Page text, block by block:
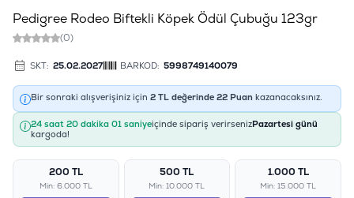
Pedigree Rodeo Biftekli Köpek Ödül Çubuğu 123gr
(0)
SKT: 25.02.2027 BARKOD: 5998749140079
Bir sonraki alışverişiniz için 2 TL değerinde 22 Puan kazanacaksınız.
24 saat 20 dakika 01 saniyeiçinde sipariş verirsenizPazartesi günü
kargoda!
200 TL
Min: 6.000 TL
500 TL
Min: 10.000 TL
1.000 TL
Min: 15.000 TL